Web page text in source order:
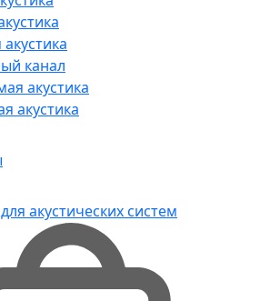
канал
акустика
акустика
акустических систем